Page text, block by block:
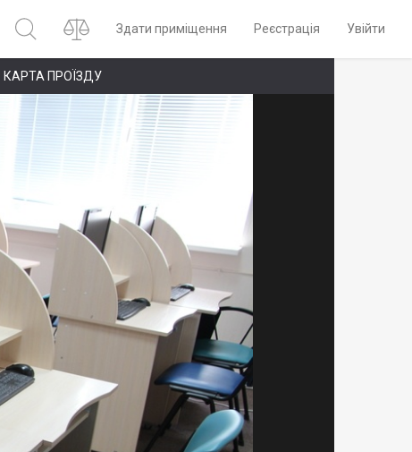
Здати приміщення Реєстрація Увійти
КАРТА ПРОЇЗДУ